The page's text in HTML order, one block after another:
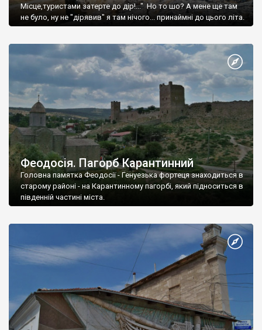
Місце,туристами затерте до дір!..." Но то шо? А мене ще там
не було, ну не "дірявив" я там нічого... принаймні до цього літа.
Феодосія. Пагорб Карантинний
Головна памятка Феодосії - Генуезька фортеця знаходиться в
старому районі - на Карантинному пагорбі, який підноситься в
південній частині міста.